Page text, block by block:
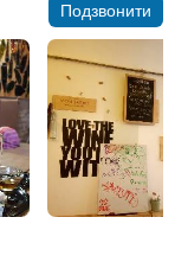
Подзвонити